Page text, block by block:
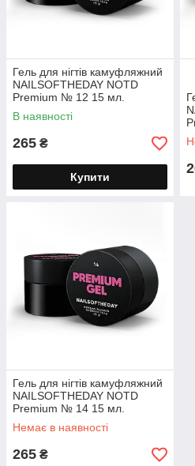
Гель для нігтів камуфляжний
NAILSOFTHEDAY NOTD
Premium № 12 15 мл.
В наявності
265 ₴
Купити
Гель для нігтів камуфляжний
NAILSOFTHEDAY NOTD
Premium № 14 15 мл.
Немає в наявності
265 ₴